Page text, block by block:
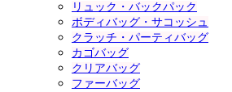
リュック・バックパック
ボディバッグ・サコッシュ
クラッチ・パーティバッグ
カゴバッグ
クリアバッグ
ファーバッグ